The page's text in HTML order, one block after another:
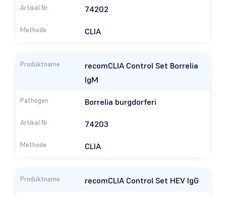
CLIA
74202
recomCLIA Control Set Borrelia
IgM
Borrelia burgdorferi
CLIA
74203
recomCLIA Control Set HEV IgG